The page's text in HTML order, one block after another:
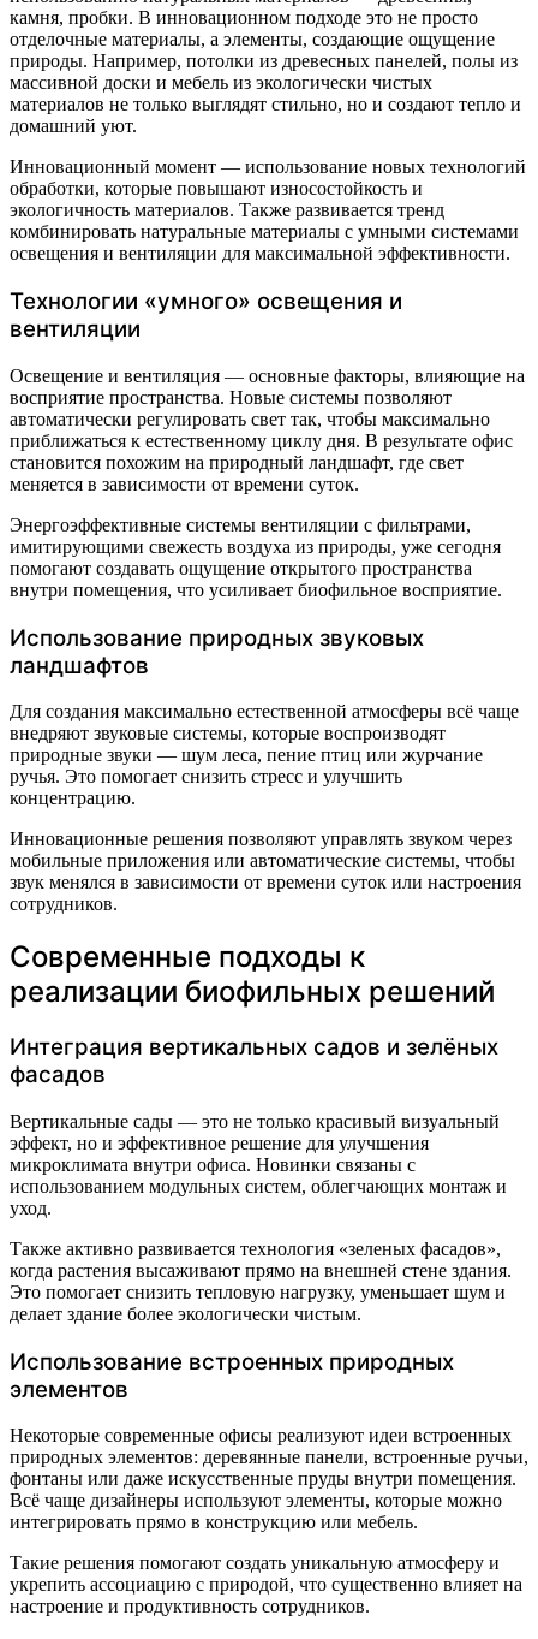
камня, пробки. В инновационном подходе это не просто
отделочные материалы, а элементы, создающие ощущение
природы. Например, потолки из древесных панелей, полы из
массивной доски и мебель из экологически чистых
материалов не только выглядят стильно, но и создают тепло и
домашний уют.
Инновационный момент — использование новых технологий
обработки, которые повышают износостойкость и
экологичность материалов. Также развивается тренд
комбинировать натуральные материалы с умными системами
освещения и вентиляции для максимальной эффективности.
Технологии «умного» освещения и
вентиляции
Освещение и вентиляция — основные факторы, влияющие на
восприятие пространства. Новые системы позволяют
автоматически регулировать свет так, чтобы максимально
приближаться к естественному циклу дня. В результате офис
становится похожим на природный ландшафт, где свет
меняется в зависимости от времени суток.
Энергоэффективные системы вентиляции с фильтрами,
имитирующими свежесть воздуха из природы, уже сегодня
помогают создавать ощущение открытого пространства
внутри помещения, что усиливает биофильное восприятие.
Использование природных звуковых
ландшафтов
Для создания максимально естественной атмосферы всё чаще
внедряют звуковые системы, которые воспроизводят
природные звуки — шум леса, пение птиц или журчание
ручья. Это помогает снизить стресс и улучшить
концентрацию.
Инновационные решения позволяют управлять звуком через
мобильные приложения или автоматические системы, чтобы
звук менялся в зависимости от времени суток или настроения
сотрудников.
Современные подходы к
реализации биофильных решений
Интеграция вертикальных садов и зелёных
фасадов
Вертикальные сады — это не только красивый визуальный
эффект, но и эффективное решение для улучшения
микроклимата внутри офиса. Новинки связаны с
использованием модульных систем, облегчающих монтаж и
уход.
Также активно развивается технология «зеленых фасадов»,
когда растения высаживают прямо на внешней стене здания.
Это помогает снизить тепловую нагрузку, уменьшает шум и
делает здание более экологически чистым.
Использование встроенных природных
элементов
Некоторые современные офисы реализуют идеи встроенных
природных элементов: деревянные панели, встроенные ручьи,
фонтаны или даже искусственные пруды внутри помещения.
Всё чаще дизайнеры используют элементы, которые можно
интегрировать прямо в конструкцию или мебель.
Такие решения помогают создать уникальную атмосферу и
укрепить ассоциацию с природой, что существенно влияет на
настроение и продуктивность сотрудников.